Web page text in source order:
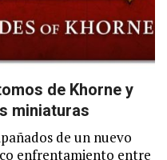
de Khorne y
miniaturas
de un nuevo
enfrentamiento entre